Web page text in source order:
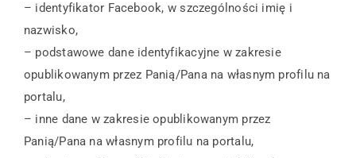
– identyfikator Facebook, w szczególności imię i
nazwisko,
– podstawowe dane identyfikacyjne w zakresie
opublikowanym przez Panią/Pana na własnym profilu na
portalu,
– inne dane w zakresie opublikowanym przez
Panią/Pana na własnym profilu na portalu,